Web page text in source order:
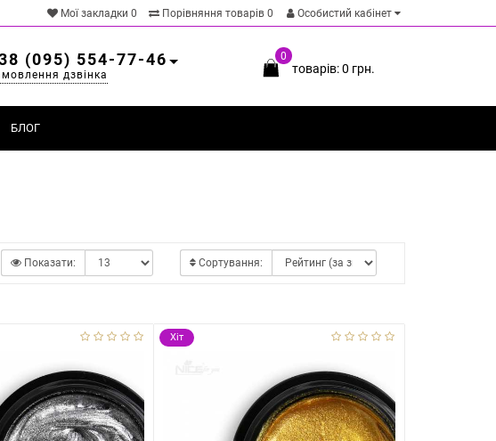
Мої закладки 0 Порівняння товарів 0 Особистий кабінет
0
товарів: 0 грн.
(095) 554-77-46
дзвінка
БЛОГ
Сортування:
Показати:
Хіт